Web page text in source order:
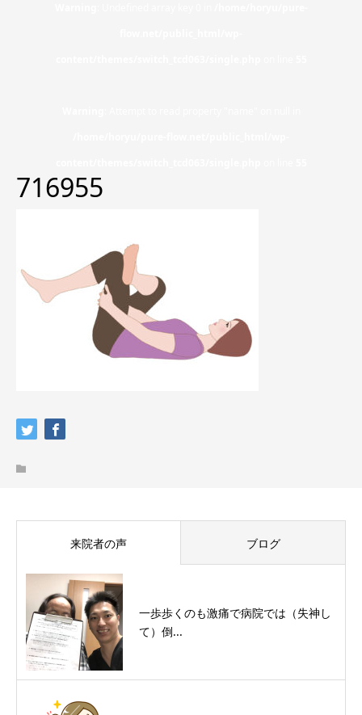
716955
来院者の声 ブログ
一歩歩くのも激痛で病院では（失神し
て）倒...